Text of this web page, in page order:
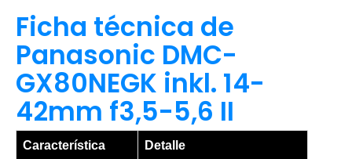
Ficha técnica de
Panasonic DMC-
GX80NEGK inkl. 14-
42mm f3,5-5,6 II
Característica Detalle